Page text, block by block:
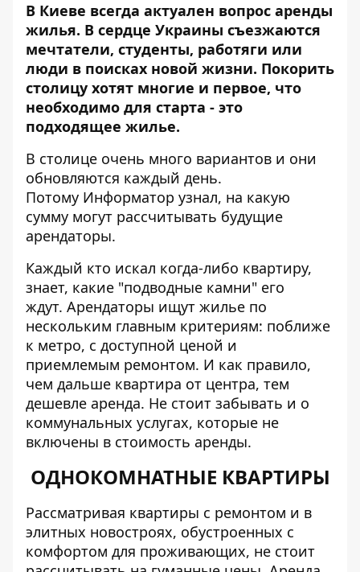
В Киеве всегда актуален вопрос аренды
жилья. В сердце Украины съезжаются
мечтатели, студенты, работяги или
люди в поисках новой жизни. Покорить
столицу хотят многие и первое, что
необходимо для старта - это
подходящее жилье.
В столице очень много вариантов и они
обновляются каждый день.
Потому Информатор узнал, на какую
сумму могут рассчитывать будущие
арендаторы.
Каждый кто искал когда-либо квартиру,
знает, какие "подводные камни" его
ждут. Арендаторы ищут жилье по
нескольким главным критериям: поближе
к метро, с доступной ценой и
приемлемым ремонтом. И как правило,
чем дальше квартира от центра, тем
дешевле аренда. Не стоит забывать и о
коммунальных услугах, которые не
включены в стоимость аренды.
ОДНОКОМНАТНЫЕ КВАРТИРЫ
Рассматривая квартиры с ремонтом и в
элитных новостроях, обустроенных с
комфортом для проживающих, не стоит